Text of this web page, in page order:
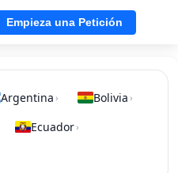
Empieza una Petición
Argentina › Bolivia ›
Ecuador›